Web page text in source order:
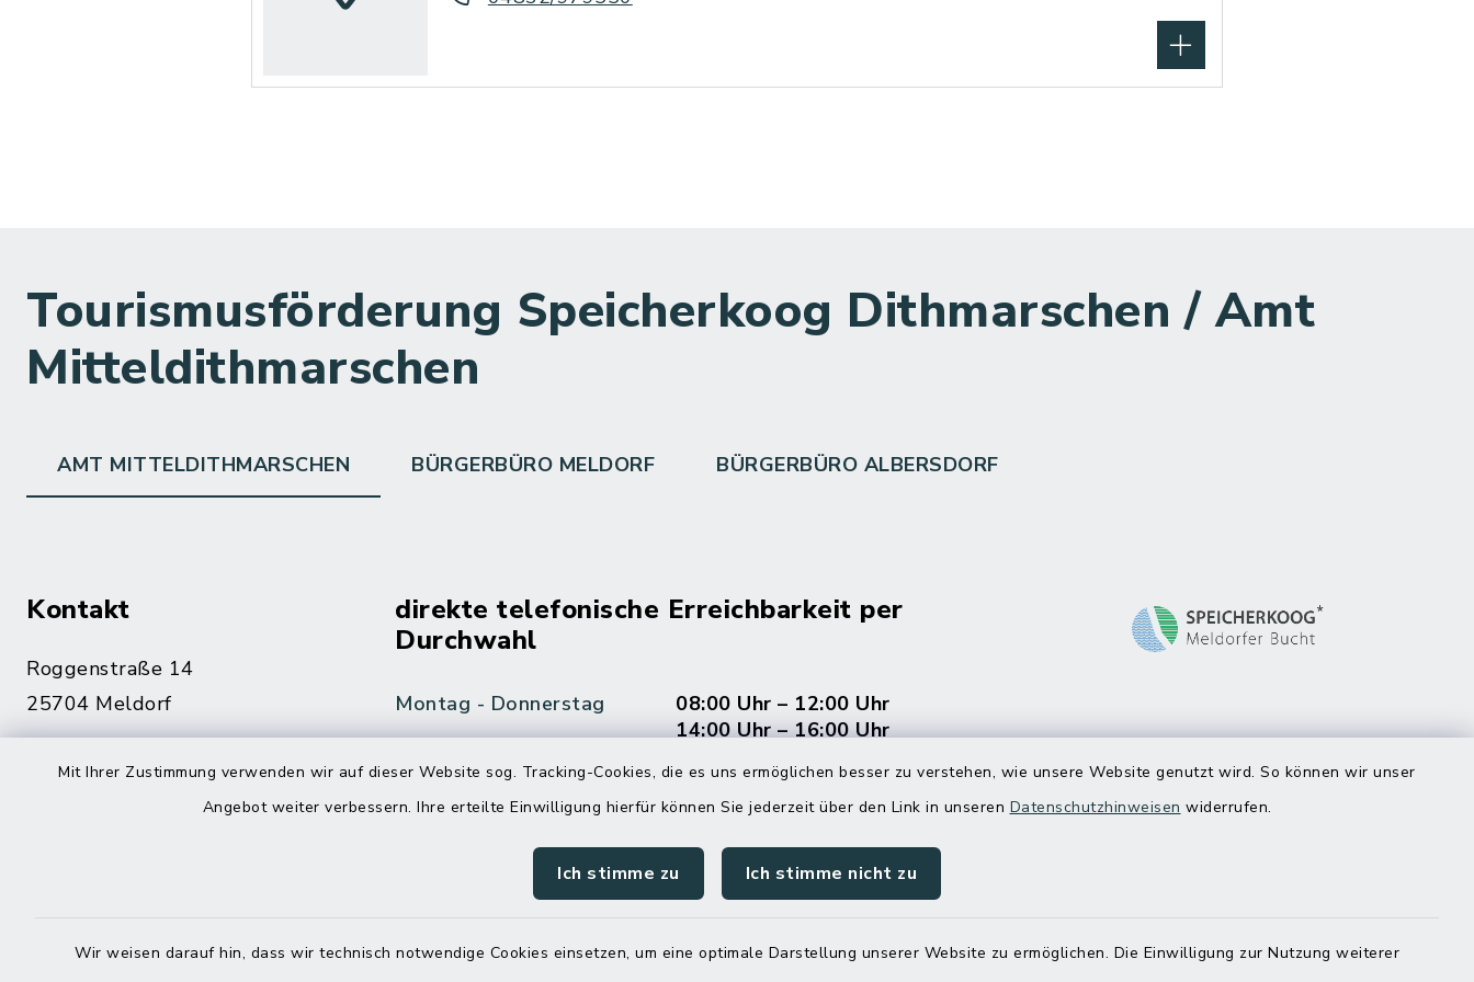
Mit Ihrer Zustimmung verwenden wir auf dieser Website sog. Tracking-Cookies, die es uns ermöglichen besser zu verstehen, wie unsere Website genutzt wird. So können wir unser
Angebot weiter verbessern. Ihre erteilte Einwilligung hierfür können Sie jederzeit über den Link in unseren Datenschutzhinweisen widerrufen.
Ich stimme zu Ich stimme nicht zu
Wir weisen darauf hin, dass wir technisch notwendige Cookies einsetzen, um eine optimale Darstellung unserer Website zu ermöglichen. Die Einwilligung zur Nutzung weiterer
Tourismusförderung Speicherkoog Dithmarschen / Amt
Mitteldithmarschen
AMT MITTELDITHMARSCHEN BÜRGERBÜRO MELDORF BÜRGERBÜRO ALBERSDORF
Kontakt
Roggenstraße 14
25704 Meldorf
04832 6065-215
direkte telefonische Erreichbarkeit per
Durchwahl
Montag - Donnerstag
08:00 Uhr – 12:00 Uhr
14:00 Uhr – 16:00 Uhr
Freitag
08:00 Uhr – 12:00 Uhr
Online-Terminvereinbarung
Haben Sie ein dringendes Anliegen, finden aber online